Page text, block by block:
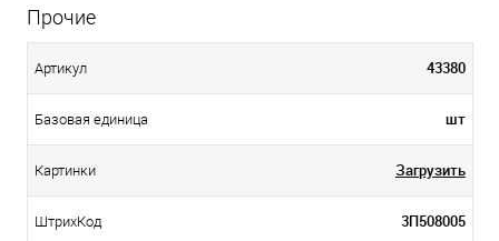
Прочие
Артикул 43380
Базовая единица шт
Картинки Загрузить
ШтрихКод 3П508005